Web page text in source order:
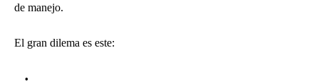
de manejo.
El gran dilema es este: